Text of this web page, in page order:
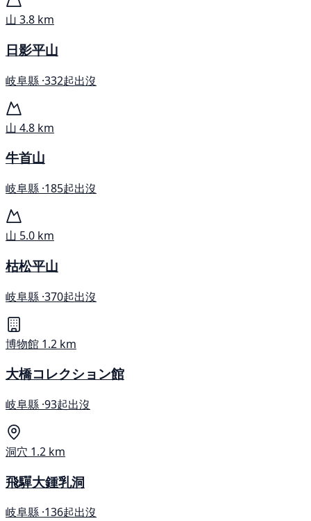
山 3.8 km
日影平山
岐阜縣 ·332起出沒
山 4.8 km
牛首山
岐阜縣 ·185起出沒
山 5.0 km
枯松平山
岐阜縣 ·370起出沒
博物館 1.2 km
大橋コレクション館
岐阜縣 ·93起出沒
洞穴 1.2 km
飛驒大鍾乳洞
岐阜縣 ·136起出沒